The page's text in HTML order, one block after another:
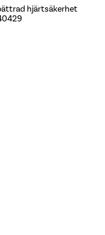
hjärtsäkerhet